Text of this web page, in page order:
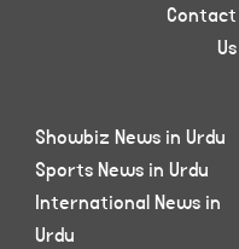
Contact
Us
Showbiz News in Urdu
Sports News in Urdu
International News in
Urdu